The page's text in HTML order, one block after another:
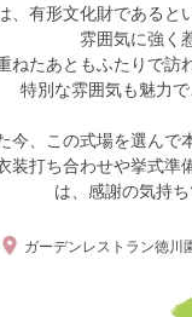
有形文化財である
雰囲気に強く
たあともふたりで
特別な雰囲気も魅力で
今、この式場を選んで
打ち合わせや挙式
は、感謝の気持ち
ガーデンレストラン徳川